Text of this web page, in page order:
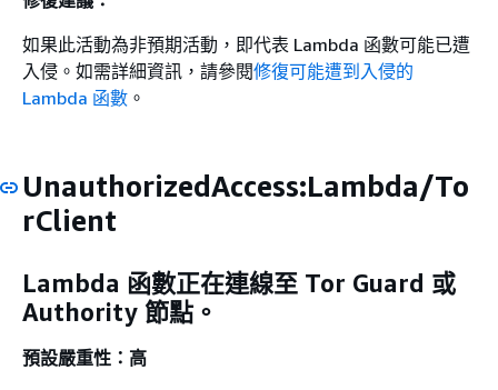
如果此活動為非預期活動，即代表 Lambda 函數可能已遭
入侵。如需詳細資訊，請參閱修復可能遭到入侵的
Lambda 函數 。
UnauthorizedAccess:Lambda/To
rClient
Lambda 函數正在連線至 Tor Guard 或
Authority 節點。
預設嚴重性：高